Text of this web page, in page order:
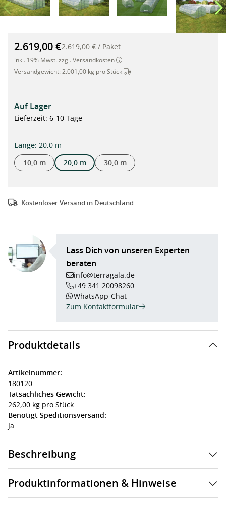
Römi® Classic 20 Foliengewächshaus-System: 3,5m x 20m x
2.619,00 €2.619,00 € / Paket
inkl. 19% Mwst. zzgl. Versandkosten
Versandgewicht: 2.001,00 kg pro Stück Dieser Artikel wird per Spedition
Auf Lager
Lieferzeit: 6-10 Tage
Längeauswählen
: 20,0 m
10,0 m
20,0 m 30,0 m
Kostenloser Versand in Deutschland
Lass Dich von unseren Experten
beraten
info@terragala.de
+49 341 20098260
WhatsApp-Chat
Zum Kontaktformular
Produktdetails
Artikelnummer:
180120
Tatsächliches Gewicht:
262,00 kg pro Stück
Benötigt Speditionsversand:
Ja
Beschreibung
Produktinformationen & Hinweise